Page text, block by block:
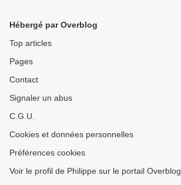
Hébergé par Overblog
Top articles
Pages
Contact
Signaler un abus
C.G.U.
Cookies et données personnelles
Préférences cookies
Voir le profil de Philippe sur le portail Overblog